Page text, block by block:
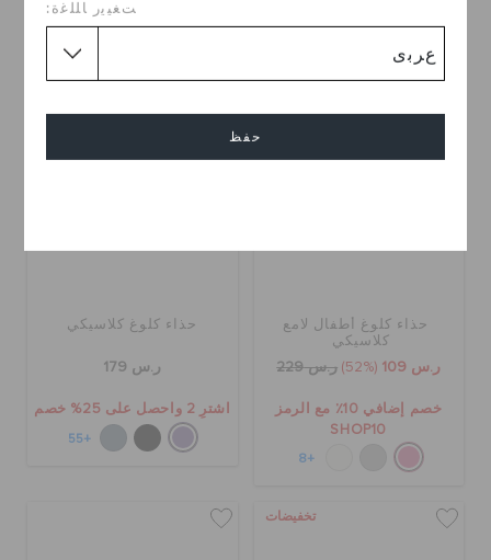
ﺖﻐﻴﻳﺭ ﺎﻠﻠﻏﺓ:
حفظ
تخفيضات
حذاء كلوغ أطفال لامع
كلاسيكي
ر.س 109 (52%) ر.س 229
خصم إضافي 10٪ مع الرمز
SHOP10
+8
حذاء كلوغ كلاسيكي
ر.س 179
اشترِ 2 واحصل على 25% خصم
+55
تخفيضات